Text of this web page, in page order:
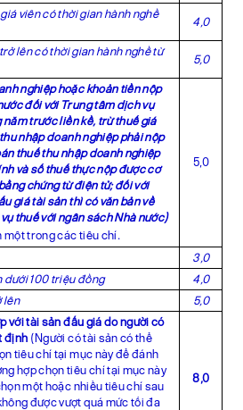
viên có thời gian hành nghề
4,0
lên có thời gian hành nghề từ
5,0
nghiệp hoặc khoản tiền nộp
đối với Trung tâm dịch vụ
trước liền kề, trừ thuế giá
nhập doanh nghiệp phải nộp
thuế thu nhập doanh nghiệp
và số thuế thực nộp được cơ
chứng từ điện tử; đối với
giá tài sản thì có văn bản về
thuế với ngân sách Nhà nước)
một trong các tiêu chí.
5,0
3,0
dưới 100 triệu đồng
4,0
lên 5,0
với tài sản đấu giá do người có
định (Người có tài sản có thể
tiêu chí tại mục này để đánh
hợp chọn tiêu chí tại mục này
một hoặc nhiều tiêu chí sau
được vượt quá mức tối đa
8,0